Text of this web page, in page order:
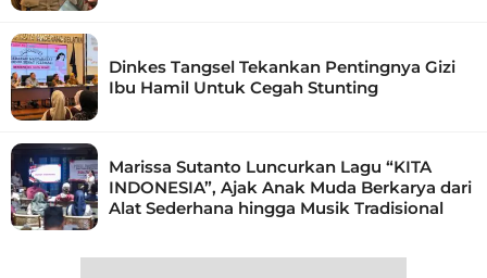
Dinkes Tangsel Tekankan Pentingnya Gizi
Ibu Hamil Untuk Cegah Stunting
Marissa Sutanto Luncurkan Lagu “KITA
INDONESIA”, Ajak Anak Muda Berkarya dari
Alat Sederhana hingga Musik Tradisional